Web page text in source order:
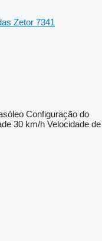
Zetor 7341
Configuração do
30 km/h Velocidade de